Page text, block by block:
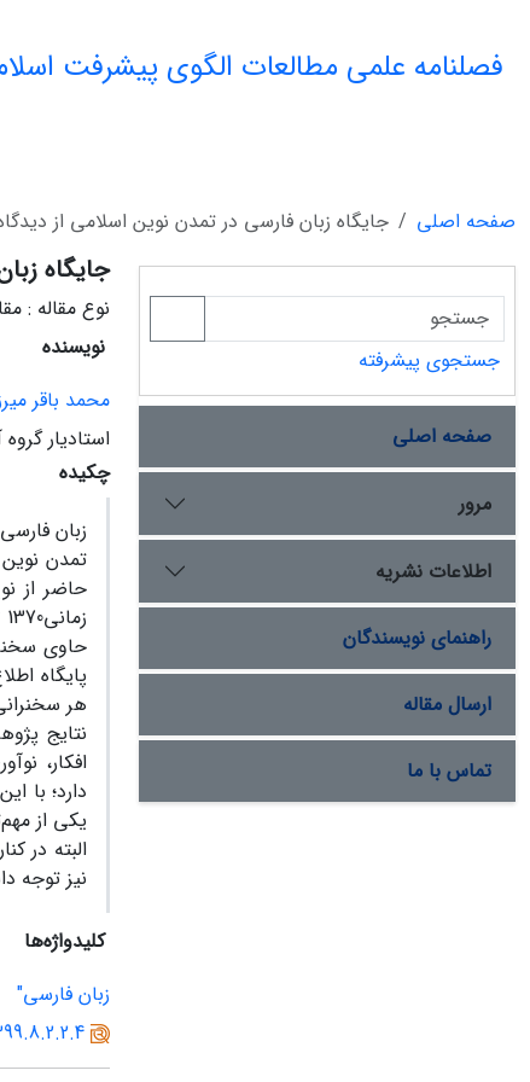
فصلنامه علمی مطالعات الگوی پیشرفت
صفحه اصلی جایگاه زبان فارسی در تمدن نوین اسلامی از
جایگاه
نوع مقاله :
نویسنده
محمد باقر
استادیار
چکیده
زبان‌
تمدن
حاضر از
حاوی
پایگاه
هر
نتایج
افکار،
دارد؛ با
یکی از
البته در
نیز توجه
کلیدواژه‌ها
زبان فارسی"
جستجوی پیشرفته
صفحه اصلی
مرور
اطلاعات نشریه
راهنمای نویسندگان
ارسال مقاله
تماس با ما